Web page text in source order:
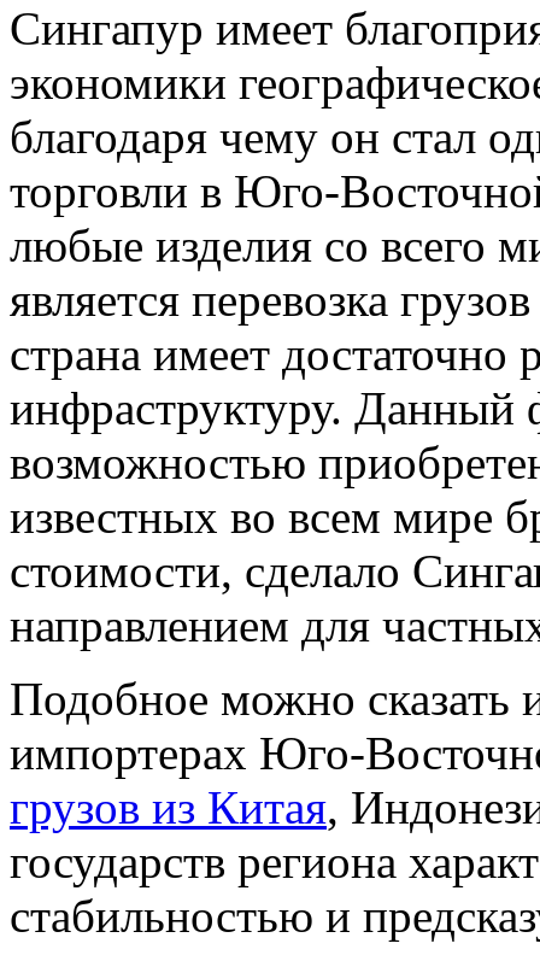
Сингапур имеет
экономики
благодаря чему он стал
торговли в Юго-
любые изделия со всего
является перевозка
страна имеет
инфраструктуру. Данный
возможностью
известных во всем мире
стоимости, сделало
направлением для
Подобное можно сказать
импортерах Юго-
грузов из Китая,
государств региона
стабильностью и